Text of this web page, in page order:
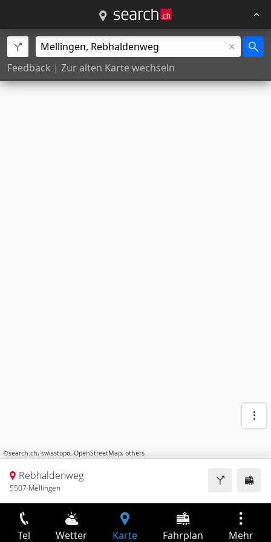
Feedback | Zur alten Karte wechseln
©search.ch, swisstopo, OpenStreetMap, others
Rebhaldenweg
5507 Mellingen
Tel Wetter Karte Fahrplan Mehr